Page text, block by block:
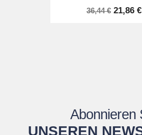
36,44 € 21,86 €
Abonnieren
UNSEREN